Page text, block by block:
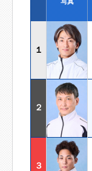
１
２
３